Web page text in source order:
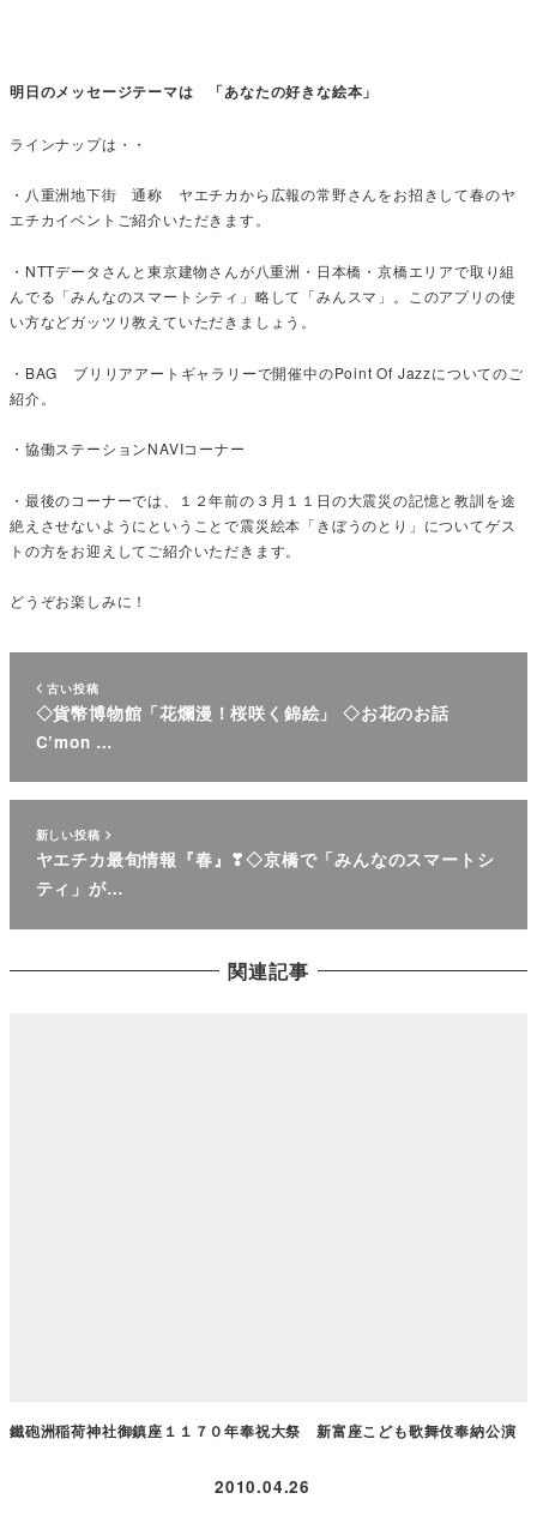
明日のメッセージテーマは 「あなたの好きな絵本」
ラインナップは・・
・八重洲地下街 通称 ヤエチカから広報の常野さんをお招きして春のヤ
エチカイベントご紹介いただきます。
・NTTデータさんと東京建物さんが八重洲・日本橋・京橋エリアで取り組
んでる「みんなのスマートシティ」略して「みんスマ」。このアプリの使
い方などガッツリ教えていただきましょう。
・BAG ブリリアアートギャラリーで開催中のPoint Of Jazzについてのご
紹介。
・協働ステーションNAVIコーナー
・最後のコーナーでは、１２年前の３月１１日の大震災の記憶と教訓を途
絶えさせないようにということで震災絵本「きぼうのとり」についてゲス
トの方をお迎えしてご紹介いただきます。
どうぞお楽しみに！
古い投稿
◇貨幣博物館「花爛漫！桜咲く錦絵」 ◇お花のお話
C’mon …
新しい投稿
ヤエチカ最旬情報『春』❣◇京橋で「みんなのスマートシ
ティ」が…
関連記事
鐵砲洲稲荷神社御鎮座１１７０年奉祝大祭 新富座こども歌舞伎奉納公演
2010.04.26